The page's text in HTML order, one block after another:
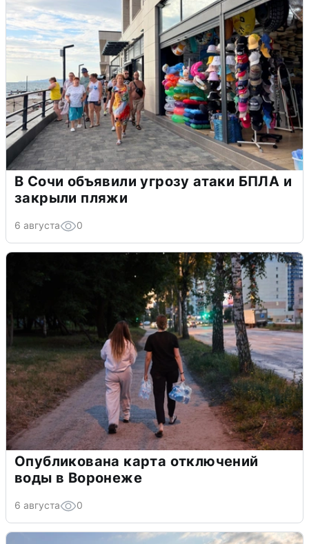
В Сочи объявили угрозу атаки БПЛА и
закрыли пляжи
6 августа 0
Опубликована карта отключений
воды в Воронеже
6 августа 0